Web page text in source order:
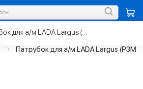
Патрубок для а/м LADA Largus (P3M)
Патрубок для а/м LADA Largus (P3M) бачка расширительного силикон